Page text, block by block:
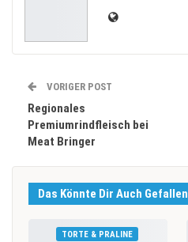
VORIGER POST
Regionales
Premiumrindfleisch bei
Meat Bringer
Das Könnte Dir Auch Gefallen
TORTE & PRALINE